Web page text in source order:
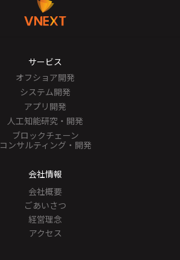
サービス
オフショア開発
システム開発
アプリ開発
人工知能研究・開発
ブロックチェーン
コンサルティング・開発
会社情報
会社概要
ごあいさつ
経営理念
アクセス